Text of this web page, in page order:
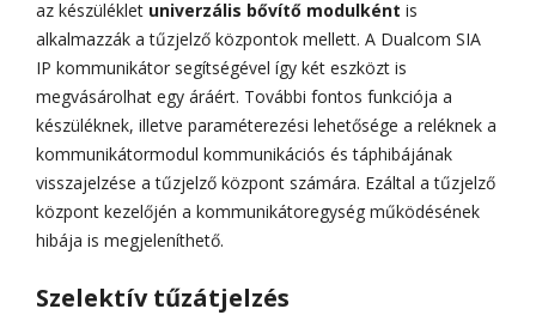
az készüléklet univerzális bővítő modulként is
alkalmazzák a tűzjelző központok mellett. A Dualcom SIA
IP kommunikátor segítségével így két eszközt is
megvásárolhat egy áráért. További fontos funkciója a
készüléknek, illetve paraméterezési lehetősége a reléknek a
kommunikátormodul kommunikációs és táphibájának
visszajelzése a tűzjelző központ számára. Ezáltal a tűzjelző
központ kezelőjén a kommunikátoregység működésének
hibája is megjeleníthető.
Szelektív tűzátjelzés